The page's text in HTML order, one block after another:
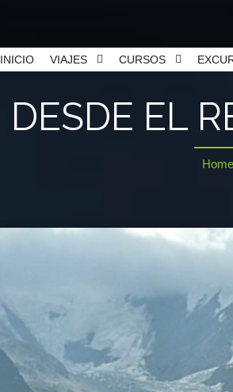
INICIO VIAJES CURSOS
DESDE EL
Home